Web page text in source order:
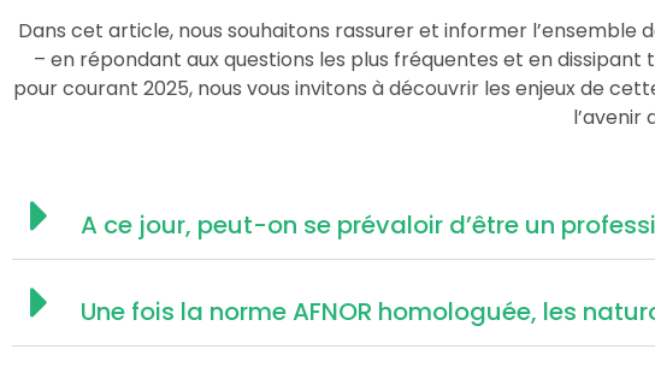
Dans cet article, nous souhaitons rassurer et informer
– en répondant aux questions les plus fréquentes et en
pour courant 2025, nous vous invitons à découvrir les enjeux de
l’avenir
A ce jour, peut-on se prévaloir d’être un
Une fois la norme AFNOR homologuée, les